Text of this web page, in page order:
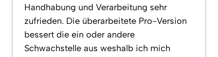
Handhabung und Verarbeitung sehr
zufrieden. Die überarbeitete Pro-Version
bessert die ein oder andere
Schwachstelle aus weshalb ich mich